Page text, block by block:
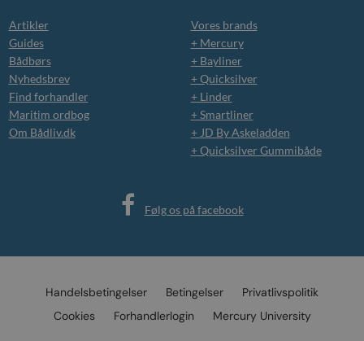
Artikler
Guides
Bådbørs
Nyhedsbrev
Find forhandler
Maritim ordbog
Om Bådliv.dk
Vores brands
+ Mercury
+ Bayliner
+ Quicksilver
+ Linder
+ Smartliner
+ JD By Askeladden
+ Quicksilver Gummibåde
Følg os på facebook
Handelsbetingelser Betingelser
Privatlivspolitik
Cookies
Forhandlerlogin Mercury University